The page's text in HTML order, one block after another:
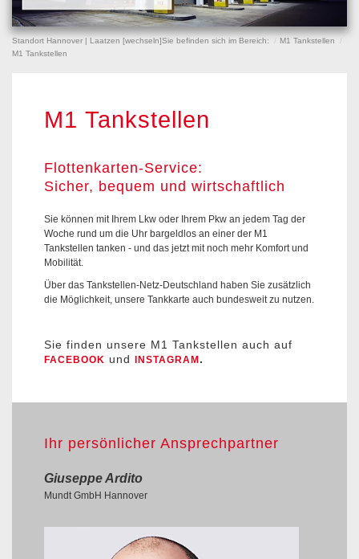
Standort Hannover | Laatzen [wechseln]Sie befinden sich im Bereich:
M1 Tankstellen
M1 Tankstellen
M1 Tankstellen
Flottenkarten-Service:
Sicher, bequem und wirtschaftlich
Sie können mit Ihrem Lkw oder Ihrem Pkw an jedem Tag der
Woche rund um die Uhr bargeldlos an einer der M1
Tankstellen tanken - und das jetzt mit noch mehr Komfort und
Mobilität.
Über das Tankstellen-Netz-Deutschland haben Sie zusätzlich
die Möglichkeit, unsere Tankkarte auch bundesweit zu nutzen.
Sie finden unsere M1 Tankstellen auch auf
FACEBOOK und INSTAGRAM .
Ihr persönlicher Ansprechpartner
Giuseppe Ardito
Mundt GmbH Hannover